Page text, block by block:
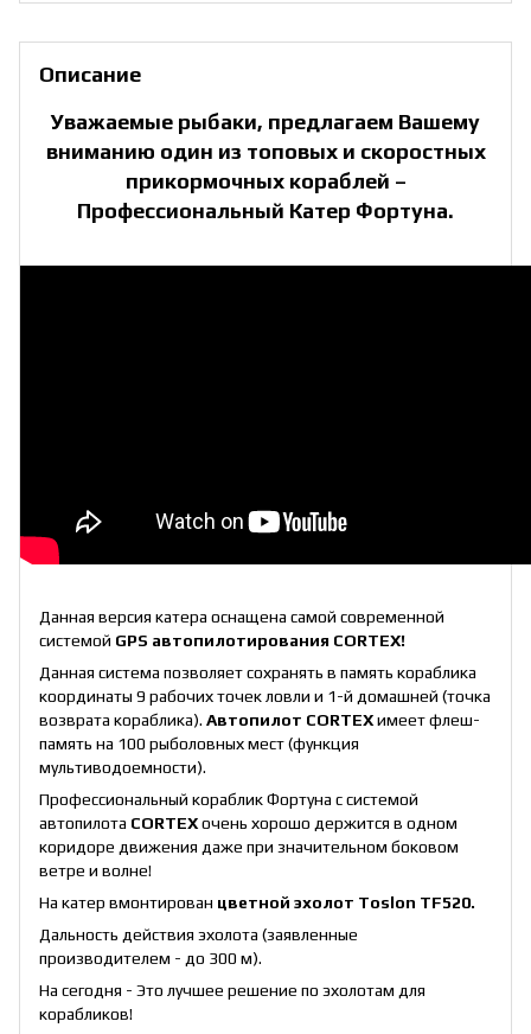
Описание
Уважаемые рыбаки, предлагаем Вашему
вниманию один из топовых и скоростных
прикормочных кораблей –
Профессиональный Катер Фортуна.
Данная версия катера оснащена самой современной
системой GPS автопилотирования CORTEX!
Данная система позволяет сохранять в память кораблика
координаты 9 рабочих точек ловли и 1-й домашней (точка
возврата кораблика). Автопилот CORTEXимеет флеш-
память на 100 рыболовных мест (функция
мультиводоемности).
Профессиональный кораблик Фортуна с системой
автопилота CORTEXочень хорошо держится в одном
коридоре движения даже при значительном боковом
ветре и волне!
На катер вмонтирован цветной эхолот Toslon TF520.
Дальность действия эхолота (заявленные
производителем - до 300 м).
На сегодня - Это лучшее решение по эхолотам для
корабликов!